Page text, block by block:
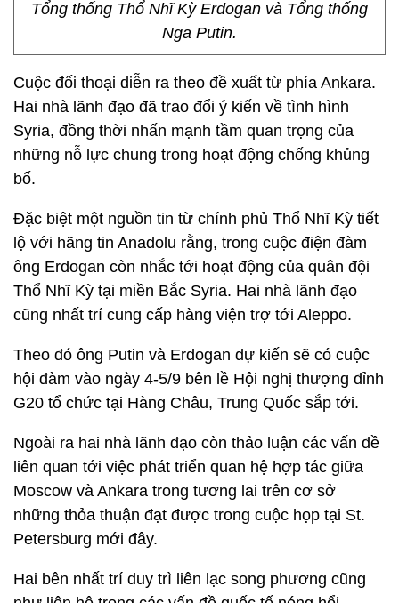
Tổng thống Thổ Nhĩ Kỳ Erdogan và Tổng thống
Nga Putin.
Cuộc đối thoại diễn ra theo đề xuất từ phía Ankara.
Hai nhà lãnh đạo đã trao đổi ý kiến về tình hình
Syria, đồng thời nhấn mạnh tầm quan trọng của
những nỗ lực chung trong hoạt động chống khủng
bố.
Đặc biệt một nguồn tin từ chính phủ Thổ Nhĩ Kỳ tiết
lộ với hãng tin Anadolu rằng, trong cuộc điện đàm
ông Erdogan còn nhắc tới hoạt động của quân đội
Thổ Nhĩ Kỳ tại miền Bắc Syria. Hai nhà lãnh đạo
cũng nhất trí cung cấp hàng viện trợ tới Aleppo.
Theo đó ông Putin và Erdogan dự kiến sẽ có cuộc
hội đàm vào ngày 4-5/9 bên lề Hội nghị thượng đỉnh
G20 tổ chức tại Hàng Châu, Trung Quốc sắp tới.
Ngoài ra hai nhà lãnh đạo còn thảo luận các vấn đề
liên quan tới việc phát triển quan hệ hợp tác giữa
Moscow và Ankara trong tương lai trên cơ sở
những thỏa thuận đạt được trong cuộc họp tại St.
Petersburg mới đây.
Hai bên nhất trí duy trì liên lạc song phương cũng